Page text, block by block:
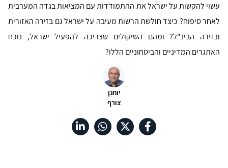
עשוי להקשות על ישראל את ההתמודדות עם המציאות בגדה המערבית
לאחר סיפוח? כיצד חולשת הרשות מעיבה על ישראל גם בזירה האזורית
ובזירה הבינ"ל? ומהם השיקולים שצריכה להפעיל ישראל, נוכח
האתגרים המדיניים והביטחוניים הללו?
יוחנן
צורף